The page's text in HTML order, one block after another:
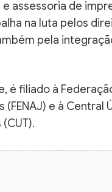
assessoria de
na luta pelos
pela
é filiado à
(FENAJ) e à Central